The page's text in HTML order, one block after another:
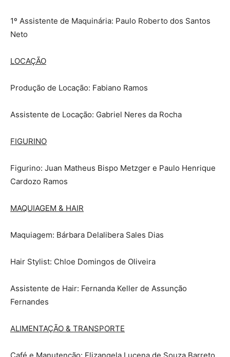
1º Assistente de Maquinária: Paulo Roberto dos Santos
Neto
LOCAÇÃO
Produção de Locação: Fabiano Ramos
Assistente de Locação: Gabriel Neres da Rocha
FIGURINO
Figurino: Juan Matheus Bispo Metzger e Paulo Henrique
Cardozo Ramos
MAQUIAGEM & HAIR
Maquiagem: Bárbara Delalibera Sales Dias
Hair Stylist: Chloe Domingos de Oliveira
Assistente de Hair: Fernanda Keller de Assunção
Fernandes
ALIMENTAÇÃO & TRANSPORTE